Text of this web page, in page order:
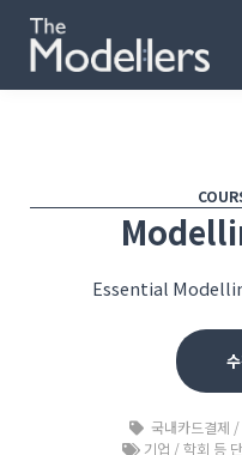
Essential
국내카드결제
기업 / 학회 등